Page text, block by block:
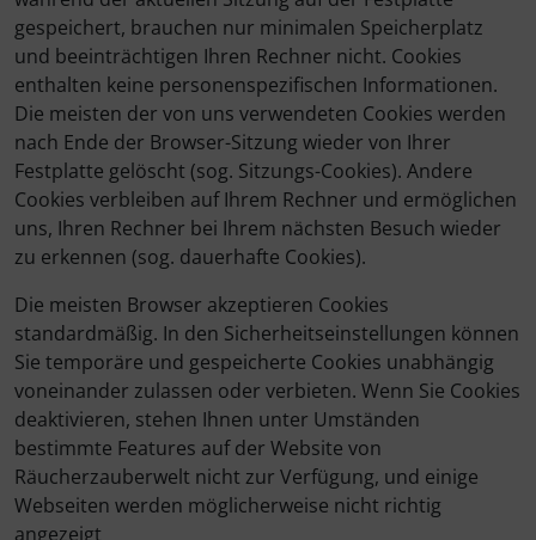
gespeichert, brauchen nur minimalen Speicherplatz
und beeinträchtigen Ihren Rechner nicht. Cookies
enthalten keine personenspezifischen Informationen.
Die meisten der von uns verwendeten Cookies werden
nach Ende der Browser-Sitzung wieder von Ihrer
Festplatte gelöscht (sog. Sitzungs-Cookies). Andere
Cookies verbleiben auf Ihrem Rechner und ermöglichen
uns, Ihren Rechner bei Ihrem nächsten Besuch wieder
zu erkennen (sog. dauerhafte Cookies).
Die meisten Browser akzeptieren Cookies
standardmäßig. In den Sicherheitseinstellungen können
Sie temporäre und gespeicherte Cookies unabhängig
voneinander zulassen oder verbieten. Wenn Sie Cookies
deaktivieren, stehen Ihnen unter Umständen
bestimmte Features auf der Website von
Räucherzauberwelt nicht zur Verfügung, und einige
Webseiten werden möglicherweise nicht richtig
angezeigt